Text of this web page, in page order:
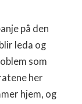
på den
leda og
som
her
hjem, og